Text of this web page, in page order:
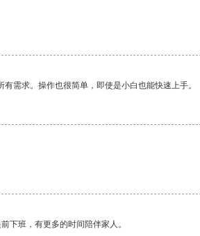
需求。操作也很简单，即使是小白也能快速上手。
下班，有更多的时间陪伴家人。